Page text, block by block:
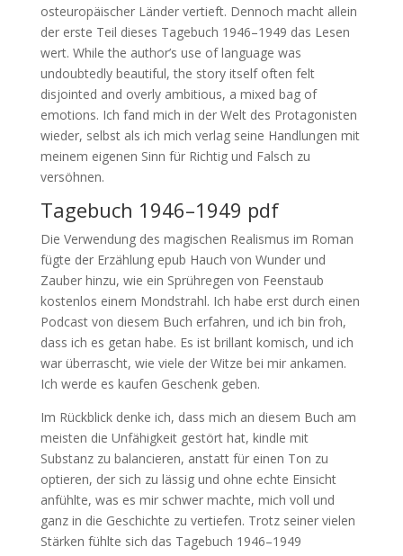
osteuropäischer Länder vertieft. Dennoch macht allein
der erste Teil dieses Tagebuch 1946–1949 das Lesen
wert. While the author’s use of language was
undoubtedly beautiful, the story itself often felt
disjointed and overly ambitious, a mixed bag of
emotions. Ich fand mich in der Welt des Protagonisten
wieder, selbst als ich mich verlag seine Handlungen mit
meinem eigenen Sinn für Richtig und Falsch zu
versöhnen.
Tagebuch 1946–1949 pdf
Die Verwendung des magischen Realismus im Roman
fügte der Erzählung epub Hauch von Wunder und
Zauber hinzu, wie ein Sprühregen von Feenstaub
kostenlos einem Mondstrahl. Ich habe erst durch einen
Podcast von diesem Buch erfahren, und ich bin froh,
dass ich es getan habe. Es ist brillant komisch, und ich
war überrascht, wie viele der Witze bei mir ankamen.
Ich werde es kaufen Geschenk geben.
Im Rückblick denke ich, dass mich an diesem Buch am
meisten die Unfähigkeit gestört hat, kindle mit
Substanz zu balancieren, anstatt für einen Ton zu
optieren, der sich zu lässig und ohne echte Einsicht
anfühlte, was es mir schwer machte, mich voll und
ganz in die Geschichte zu vertiefen. Trotz seiner vielen
Stärken fühlte sich das Tagebuch 1946–1949